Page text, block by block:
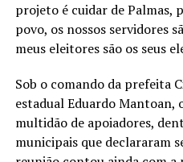
projeto é cuidar de Palmas,
povo, os nossos servidores
meus eleitores são os seus
Sob o comando da prefeita
estadual Eduardo Mantoan,
multidão de apoiadores,
municipais que declararam